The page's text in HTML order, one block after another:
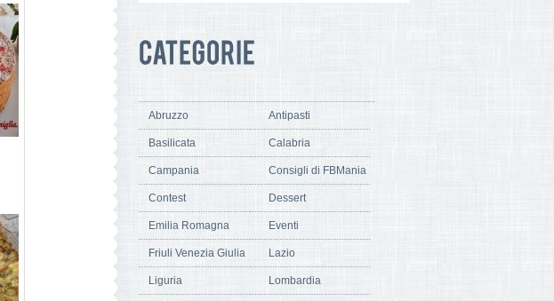
Abruzzo Antipasti
Basilicata Calabria
Campania Consigli di FBMania
Contest Dessert
Emilia Romagna Eventi
Friuli Venezia Giulia Lazio
Liguria Lombardia